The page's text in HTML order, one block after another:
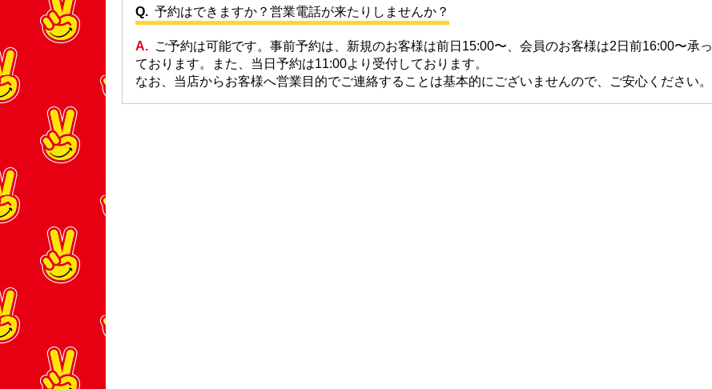
予約はできますか？営業電話が来たりしませんか？
ご予約は可能です。事前予約は、新規のお客様は前日15:00〜、会員のお客様は2日前16:00〜承っ
ております。また、当日予約は11:00より受付しております。
なお、当店からお客様へ営業目的でご連絡することは基本的にございませんので、ご安心ください。